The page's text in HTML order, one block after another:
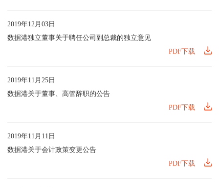
2019年12月03日
数据港独立董事关于聘任公司副总裁的独立意见
PDF下载
2019年11月25日
数据港关于董事、高管辞职的公告
PDF下载
2019年11月11日
数据港关于会计政策变更公告
PDF下载